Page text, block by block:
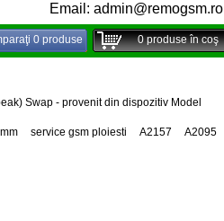
Email: admin@remogsm.ro
0 produse 0produse în coş
Swap - provenit din dispozitiv Model
service gsm ploiesti A2157 A2095